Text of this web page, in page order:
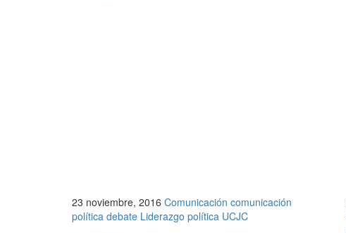
23 noviembre, 2016 Comunicación comunicación
política debate Liderazgo política UCJC